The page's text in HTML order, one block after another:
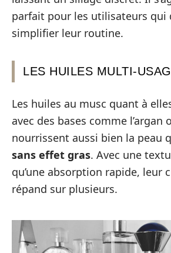
parfait pour les utilisateurs qui
simplifier leur routine.
LES HUILES MULTI-
Les huiles au musc quant à
avec des bases comme l’argan
nourrissent aussi bien la peau
sans effet gras. Avec une
qu’une absorption rapide, leur
répand sur plusieurs.